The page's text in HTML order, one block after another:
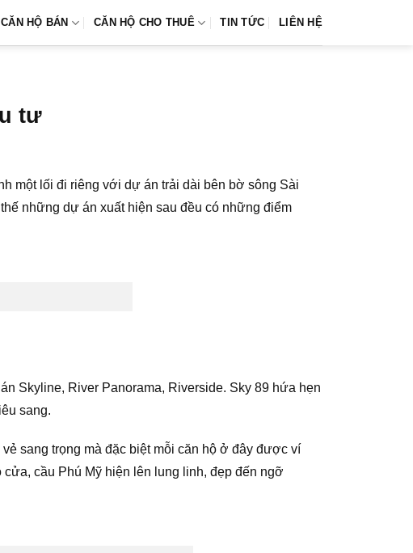
CĂN HỘ BÁN CĂN HỘ CHO THUÊ TIN TỨC LIÊN HỆ
tư
một lối đi riêng với dự án trải dài bên bờ sông Sài
những dự án xuất hiện sau đều có những điểm
Skyline, River Panorama, Riverside. Sky 89 hứa hẹn
sang.
sang trọng mà đặc biệt mỗi căn hộ ở đây được ví
cầu Phú Mỹ hiện lên lung linh, đẹp đến ngỡ